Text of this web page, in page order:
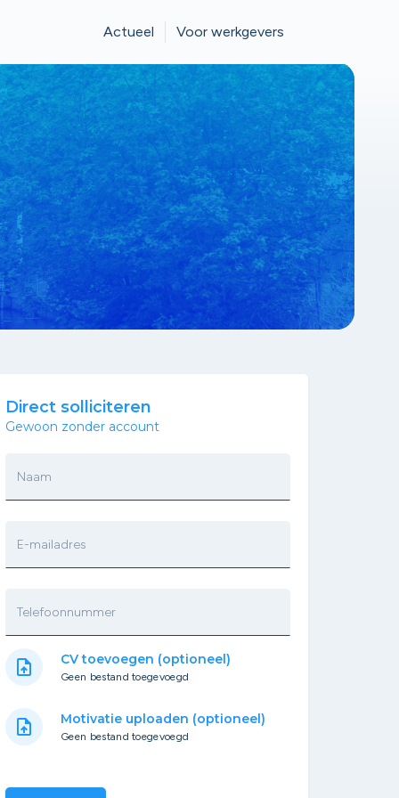
Actueel Voor werkgevers
Direct solliciteren
Gewoon zonder account
Naam
E-mailadres
Telefoonnummer
upload_file CV toevoegen (optioneel)
Geen bestand toegevoegd
upload_file Motivatie uploaden (optioneel)
Geen bestand toegevoegd